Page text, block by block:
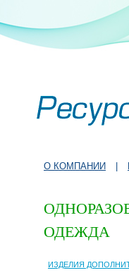
О КОМПАНИИ
ОДЕЖДА
ИЗДЕЛИЯ